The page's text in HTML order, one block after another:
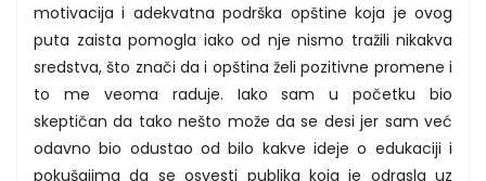
motivacija i adekvatna podrška opštine koja je ovog
puta zaista pomogla iako od nje nismo tražili nikakva
sredstva, što znači da i opština želi pozitivne promene i
to me veoma raduje. Iako sam u početku bio
skeptičan da tako nešto može da se desi jer sam već
odavno bio odustao od bilo kakve ideje o edukaciji i
pokušajima da se osvesti publika koja je odrasla uz